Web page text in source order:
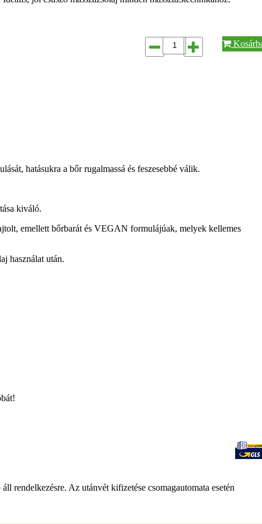
hatásukra a bőr rugalmassá és feszesebbé válik.
kiváló.
emellett bőrbarát és VEGAN formulájúak, melyek kellemes
használat után.
rendelkezésre. Az utánvét kifizetése csomagautomata esetén